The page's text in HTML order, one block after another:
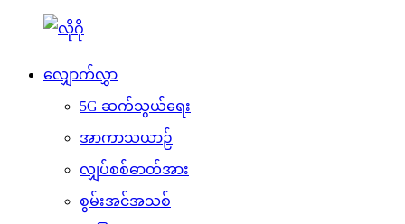
လျှောက်လွှာ
5G ဆက်သွယ်ရေး
အာကာသယာဉ်
လျှပ်စစ်ဓာတ်အား
စွမ်းအင်အသစ်